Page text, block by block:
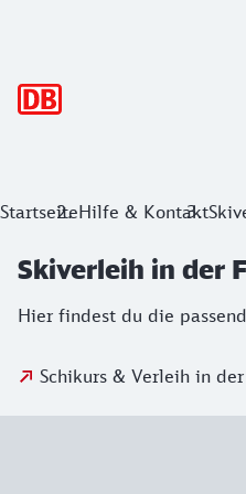
StartseiteHilfe & Kontakt
Skiverleih in der
Hier findest du die
Schikurs & Verleih in